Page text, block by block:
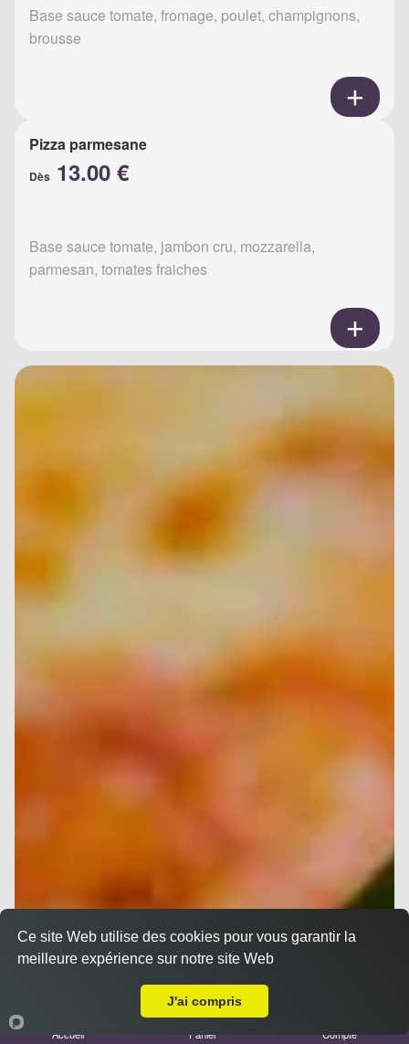
Base sauce tomate, fromage, poulet, champignons,
brousse
Pizza parmesane
Dès 13.00 €
Base sauce tomate, jambon cru, mozzarella,
parmesan, tomates fraiches
Accueil Panier Compte
Ce site Web utilise des cookies pour vous garantir la
meilleure expérience sur notre site Web
J'ai compris